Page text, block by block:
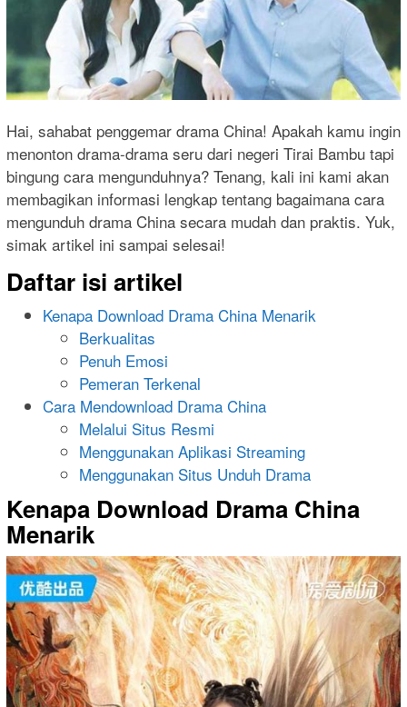
Hai, sahabat penggemar drama China! Apakah kamu ingin
menonton drama-drama seru dari negeri Tirai Bambu tapi
bingung cara mengunduhnya? Tenang, kali ini kami akan
membagikan informasi lengkap tentang bagaimana cara
mengunduh drama China secara mudah dan praktis. Yuk,
simak artikel ini sampai selesai!
Daftar isi artikel
Kenapa Download Drama China Menarik
Berkualitas
Penuh Emosi
Pemeran Terkenal
Cara Mendownload Drama China
Melalui Situs Resmi
Menggunakan Aplikasi Streaming
Menggunakan Situs Unduh Drama
Kenapa Download Drama China
Menarik